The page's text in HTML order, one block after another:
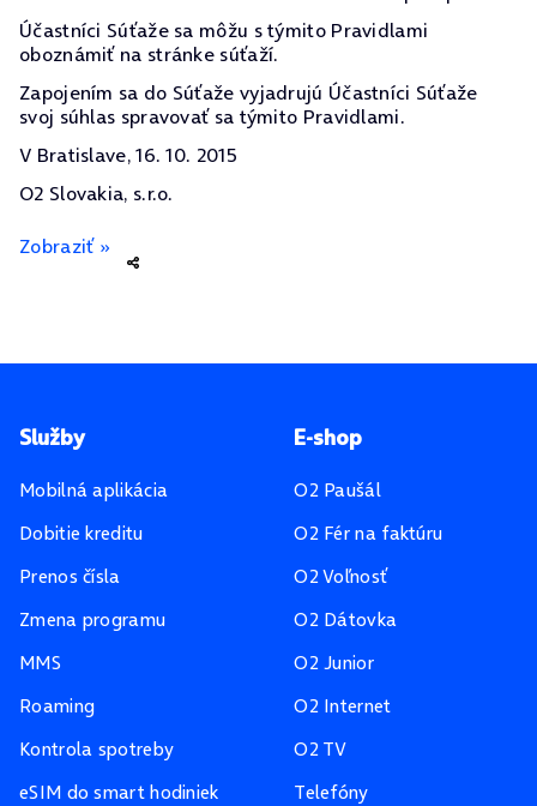
Účastníci Súťaže sa môžu s týmito Pravidlami
oboznámiť na stránke súťaží.
Zapojením sa do Súťaže vyjadrujú Účastníci Súťaže
svoj súhlas spravovať sa týmito Pravidlami.
V Bratislave, 16. 10. 2015
O2 Slovakia, s.r.o.
Zobraziť »
Pätička stránky
Služby
Mobilná aplikácia
Dobitie kreditu
Prenos čísla
Zmena programu
MMS
Roaming
Kontrola spotreby
eSIM do smart hodiniek
E-shop
O2 Paušál
O2 Fér na faktúru
O2 Voľnosť
O2 Dátovka
O2 Junior
O2 Internet
O2 TV
Telefóny